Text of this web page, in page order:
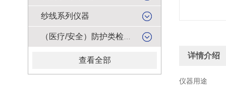
详情介绍
仪器用途
纱线系列仪器
查看全部